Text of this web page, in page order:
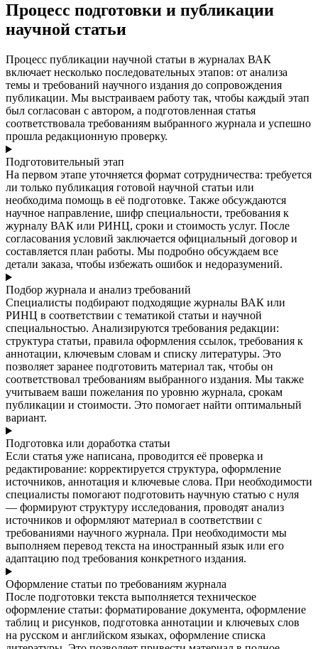
Процесс подготовки и публикации
научной статьи
Процесс публикации научной статьи в журналах ВАК
включает несколько последовательных этапов: от анализа
темы и требований научного издания до сопровождения
публикации. Мы выстраиваем работу так, чтобы каждый этап
был согласован с автором, а подготовленная статья
соответствовала требованиям выбранного журнала и успешно
прошла редакционную проверку.
Подготовительный этап
На первом этапе уточняется формат сотрудничества: требуется
ли только публикация готовой научной статьи или
необходима помощь в её подготовке. Также обсуждаются
научное направление, шифр специальности, требования к
журналу ВАК или РИНЦ, сроки и стоимость услуг. После
согласования условий заключается официальный договор и
составляется план работы. Мы подробно обсуждаем все
детали заказа, чтобы избежать ошибок и недоразумений.
Подбор журнала и анализ требований
Специалисты подбирают подходящие журналы ВАК или
РИНЦ в соответствии с тематикой статьи и научной
специальностью. Анализируются требования редакции:
структура статьи, правила оформления ссылок, требования к
аннотации, ключевым словам и списку литературы. Это
позволяет заранее подготовить материал так, чтобы он
соответствовал требованиям выбранного издания. Мы также
учитываем ваши пожелания по уровню журнала, срокам
публикации и стоимости. Это помогает найти оптимальный
вариант.
Подготовка или доработка статьи
Если статья уже написана, проводится её проверка и
редактирование: корректируется структура, оформление
источников, аннотация и ключевые слова. При необходимости
специалисты помогают подготовить научную статью с нуля
— формируют структуру исследования, проводят анализ
источников и оформляют материал в соответствии с
требованиями научного журнала. При необходимости мы
выполняем перевод текста на иностранный язык или его
адаптацию под требования конкретного издания.
Оформление статьи по требованиям журнала
После подготовки текста выполняется техническое
оформление статьи: форматирование документа, оформление
таблиц и рисунков, подготовка аннотации и ключевых слов
на русском и английском языках, оформление списка